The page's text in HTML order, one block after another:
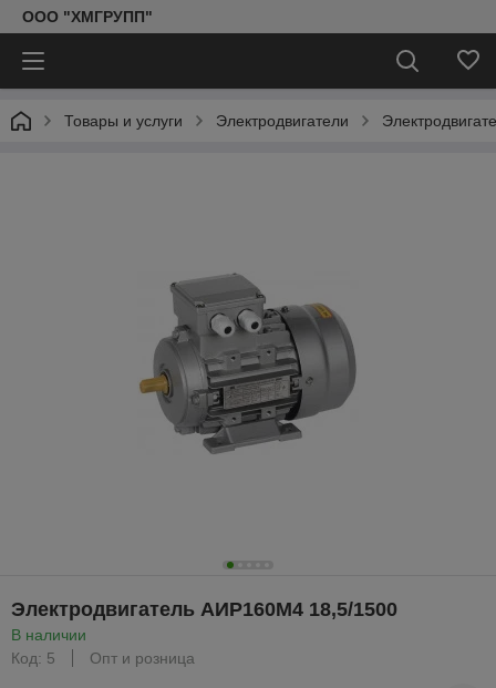
ООО "ХМГРУПП"
Товары и услуги Электродвигатели
Электродвигатель АИР160М4 18,5/1500
В наличии
Код: 5
Опт и розница